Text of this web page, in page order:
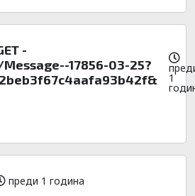
-
17856-03-25?
1
преди 1 година